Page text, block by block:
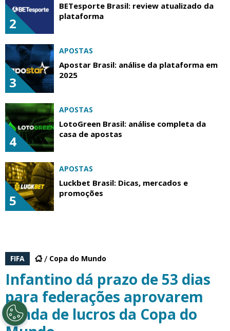
2
BETesporte Brasil: review atualizado da
plataforma
3
APOSTAS
Apostar Brasil: análise da plataforma em
2025
4
APOSTAS
LotoGreen Brasil: análise completa da
casa de apostas
5
APOSTAS
Luckbet Brasil: Dicas, mercados e
promoções
FIFA Copa do Mundo
Infantino dá prazo de 53 dias
para federações aprovarem
venda de lucros da Copa do